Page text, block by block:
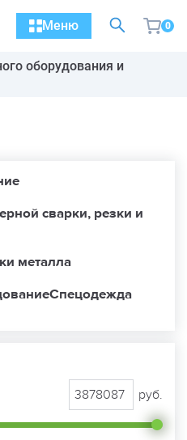
Меню 0
оборудования и
сварки, резки и
металла
Спецодежда
руб.